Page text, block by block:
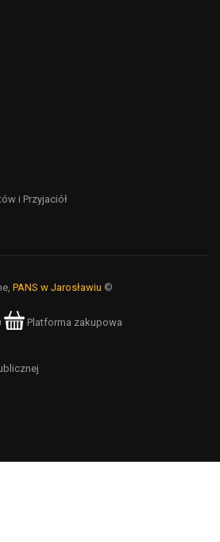
i Przyjaciół
PANS w Jarosławiu ©
Platforma zakupowa